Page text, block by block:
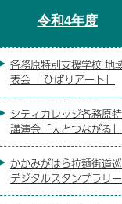
令和4年度
各務原特別支援学校 地
表会 「ひばりアート」
シティカレッジ各務原
講演会「人とつながる」
かかみがはら拉麺街道
デジタルスタンプラリー